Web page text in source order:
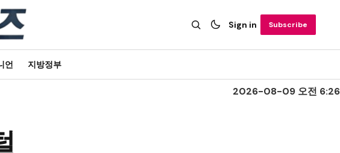
Sign in Subscribe
언 지방정부
2026-08-09 오전 6:26